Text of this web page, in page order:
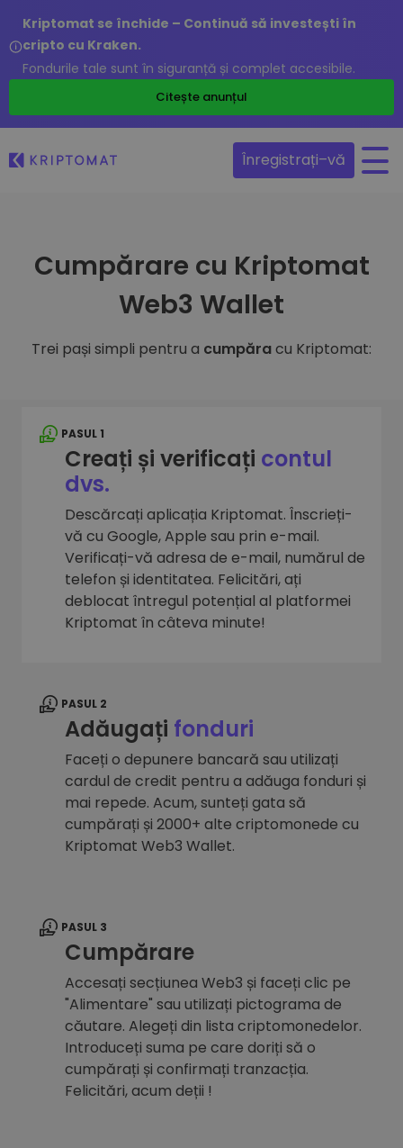
Kriptomat se închide – Continuă să investești în
cripto cu Kraken.
Fondurile tale sunt în siguranță și complet accesibile.
Citește anunțul
Înregistrați–vă
Cumpărare cu Kriptomat
Web3 Wallet
Trei pași simpli pentru a cumpăracu Kriptomat:
PASUL 1
Creați și verificați contul
dvs.
Descărcați aplicația Kriptomat. Înscrieți-
vă cu Google, Apple sau prin e-mail.
Verificați-vă adresa de e-mail, numărul de
telefon și identitatea. Felicitări, ați
deblocat întregul potențial al platformei
Kriptomat în câteva minute!
PASUL 2
Adăugați fonduri
Faceți o depunere bancară sau utilizați
cardul de credit pentru a adăuga fonduri și
mai repede. Acum, sunteți gata să
cumpărați și 2000+ alte criptomonede cu
Kriptomat Web3 Wallet.
PASUL 3
Cumpărare
Accesați secțiunea Web3 și faceți clic pe
"Alimentare" sau utilizați pictograma de
căutare. Alegeți din lista criptomonedelor.
Introduceți suma pe care doriți să o
cumpărați și confirmați tranzacția.
Felicitări, acum deții !